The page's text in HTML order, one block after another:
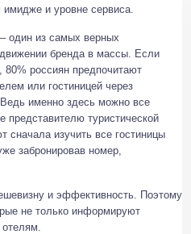
и уровне сервиса.
один из самых верных
бренда в массы. Если
80% россиян предпочитают
или гостиницей через
именно здесь можно все
представителю туристической
сначала изучить все гостиницы
забронировав номер,
и эффективность. Поэтому
не только информируют
отелям.